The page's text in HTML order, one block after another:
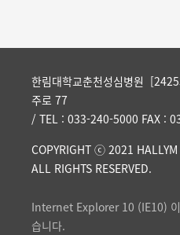
한림대학교춘천성심병원
주로 77
/ TEL : 033-240-5000 FAX :
COPYRIGHT ⓒ 2021
ALL RIGHTS RESERVED.
Internet Explorer 10 (IE10) 이
습니다.